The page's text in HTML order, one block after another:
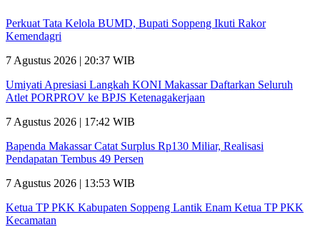
Perkuat Tata Kelola BUMD, Bupati Soppeng Ikuti Rakor
Kemendagri
7 Agustus 2026 | 20:37 WIB
Umiyati Apresiasi Langkah KONI Makassar Daftarkan Seluruh
Atlet PORPROV ke BPJS Ketenagakerjaan
7 Agustus 2026 | 17:42 WIB
Bapenda Makassar Catat Surplus Rp130 Miliar, Realisasi
Pendapatan Tembus 49 Persen
7 Agustus 2026 | 13:53 WIB
Ketua TP PKK Kabupaten Soppeng Lantik Enam Ketua TP PKK
Kecamatan